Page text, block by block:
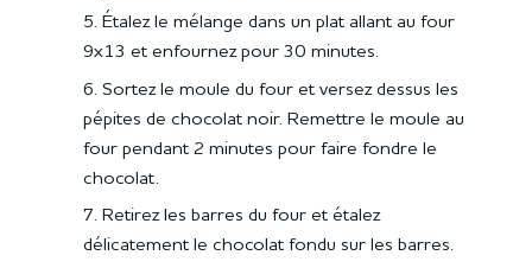
Étalez le mélange dans un plat allant au four
9x13 et enfournez pour 30 minutes.
Sortez le moule du four et versez dessus les
pépites de chocolat noir. Remettre le moule au
four pendant 2 minutes pour faire fondre le
chocolat.
Retirez les barres du four et étalez
délicatement le chocolat fondu sur les barres.